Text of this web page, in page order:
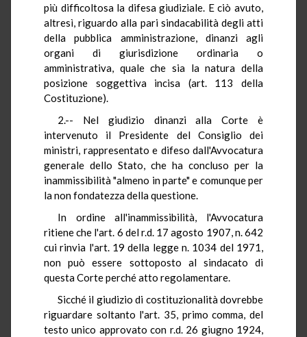
più difficoltosa la difesa giudiziale. E ciò avuto,
altresì, riguardo alla pari sindacabilità degli atti
della pubblica amministrazione, dinanzi agli
organi di giurisdizione ordinaria o
amministrativa, quale che sia la natura della
posizione soggettiva incisa (art. 113 della
Costituzione).
2.-- Nel giudizio dinanzi alla Corte è
intervenuto il Presidente del Consiglio dei
ministri, rappresentato e difeso dall'Avvocatura
generale dello Stato, che ha concluso per la
inammissibilità "almeno in parte" e comunque per
la non fondatezza della questione.
In ordine all'inammissibilità, l'Avvocatura
ritiene che l'art. 6 del r.d. 17 agosto 1907, n. 642
cui rinvia l'art. 19 della legge n. 1034 del 1971,
non può essere sottoposto al sindacato di
questa Corte perché atto regolamentare.
Sicché il giudizio di costituzionalità dovrebbe
riguardare soltanto l'art. 35, primo comma, del
testo unico approvato con r.d. 26 giugno 1924,